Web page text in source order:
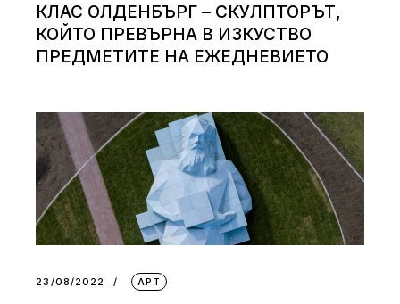
КЛАС ОЛДЕНБЪРГ – СКУЛПТОРЪТ,
КОЙТО ПРЕВЪРНА В ИЗКУСТВО
ПРЕДМЕТИТЕ НА ЕЖЕДНЕВИЕТО
23/08/2022 АРТ